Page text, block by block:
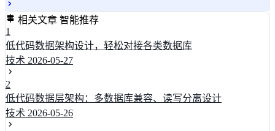
相关文章 智能推荐
1
低代码数据架构设计，轻松对接各类数据库
技术 2026-05-27
2
低代码数据层架构：多数据库兼容、读写分离设计
技术 2026-05-26